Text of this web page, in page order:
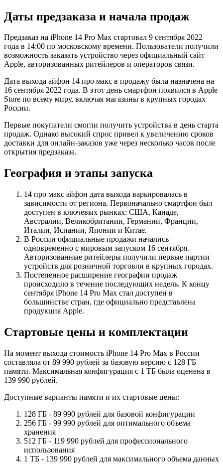
Даты предзаказа и начала продаж
Предзаказ на iPhone 14 Pro Max стартовал 9 сентября 2022
года в 14:00 по московскому времени. Пользователи получили
возможность заказать устройство через официальный сайт
Apple, авторизованных ритейлеров и операторов связи.
Дата выхода айфон 14 про макс в продажу была назначена на
16 сентября 2022 года. В этот день смартфон появился в Apple
Store по всему миру, включая магазины в крупных городах
России.
Первые покупатели смогли получить устройства в день старта
продаж. Однако высокий спрос привел к увеличению сроков
доставки для онлайн-заказов уже через несколько часов после
открытия предзаказа.
География и этапы запуска
14 про макс айфон дата выхода варьировалась в
зависимости от региона. Первоначально смартфон был
доступен в ключевых рынках: США, Канаде,
Австралии, Великобритании, Германии, Франции,
Италии, Испании, Японии и Китае.
В России официальные продажи начались
одновременно с мировым запуском 16 сентября.
Авторизованные ритейлеры получили первые партии
устройств для розничной торговли в крупных городах.
Постепенное расширение географии продаж
происходило в течение последующих недель. К концу
сентября iPhone 14 Pro Max стал доступен в
большинстве стран, где официально представлена
продукция Apple.
Стартовые цены и комплектации
На момент выхода стоимость iPhone 14 Pro Max в России
составляла от 89 990 рублей за базовую версию с 128 ГБ
памяти. Максимальная конфигурация с 1 ТБ была оценена в
139 990 рублей.
Доступные варианты памяти и их стартовые цены:
128 ГБ - 89 990 рублей для базовой конфигурации
256 ГБ - 99 990 рублей для оптимального объема
хранения
512 ГБ - 119 990 рублей для профессионального
использования
1 ТБ - 139 990 рублей для максимального объема данных